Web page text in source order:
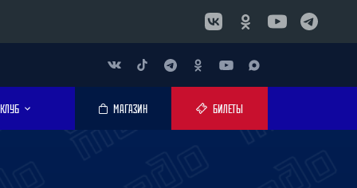
КЛУБ МАГАЗИН БИЛЕТЫ